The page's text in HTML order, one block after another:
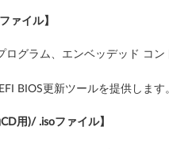
ァイル】
ログラム、エンベッデッド コ
BIOS更新ツールを提供しま
用)/ .isoファイル】